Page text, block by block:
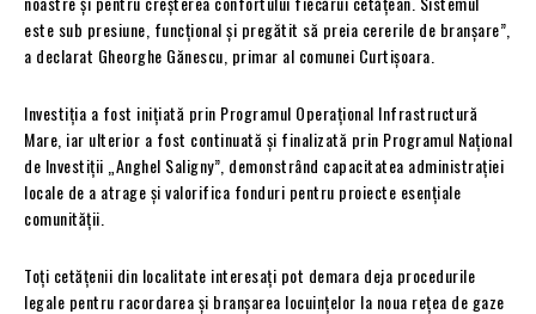
este sub presiune, funcțional și pregătit să preia cererile de branșare”,
a declarat Gheorghe Gănescu, primar al comunei Curtișoara.
Investiția a fost inițiată prin Programul Operațional Infrastructură
Mare, iar ulterior a fost continuată și finalizată prin Programul Național
de Investiții „Anghel Saligny”, demonstrând capacitatea administrației
locale de a atrage și valorifica fonduri pentru proiecte esențiale
comunității.
Toți cetățenii din localitate interesați pot demara deja procedurile
legale pentru racordarea și branșarea locuințelor la noua rețea de gaze